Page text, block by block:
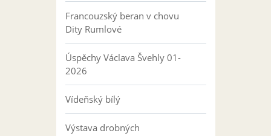
Francouzský beran v chovu
Dity Rumlové
Úspěchy Václava Švehly 01-
2026
Vídeňský bílý
Výstava drobných